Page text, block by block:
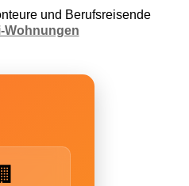
und Berufsreisende
Wohnungen